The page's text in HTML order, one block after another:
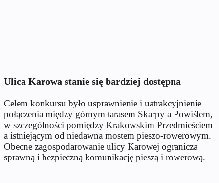
Ulica Karowa stanie się bardziej dostępna
Celem konkursu było usprawnienie i uatrakcyjnienie
połączenia między górnym tarasem Skarpy a Powiślem,
w szczególności pomiędzy Krakowskim Przedmieściem
a istniejącym od niedawna mostem pieszo-rowerowym.
Obecne zagospodarowanie ulicy Karowej ogranicza
sprawną i bezpieczną komunikację pieszą i rowerową.